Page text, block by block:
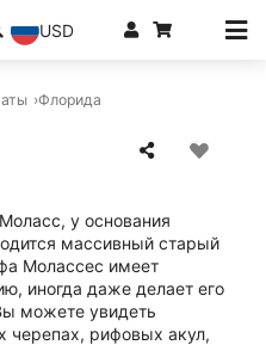
USD
Флорида
у основания
массивный старый
Молассес имеет
иногда даже делает его
можете увидеть
черепах, рифовых акул,